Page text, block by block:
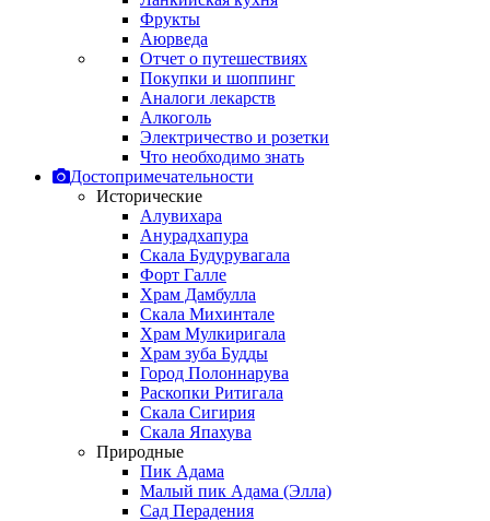
Фрукты
Аюрведа
Отчет о путешествиях
Покупки и шоппинг
Аналоги лекарств
Алкоголь
Электричество и розетки
Что необходимо знать
Достопримечательности
Исторические
Алувихара
Анурадхапура
Скала Будурувагала
Форт Галле
Храм Дамбулла
Скала Михинтале
Храм Мулкиригала
Храм зуба Будды
Город Полоннарува
Раскопки Ритигала
Скала Сигирия
Скала Япахува
Природные
Пик Адама
Малый пик Адама (Элла)
Сад Перадения